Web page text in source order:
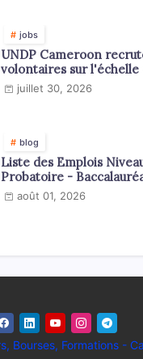
jobs
UNDP Cameroon
volontaires sur
national
juillet 30, 2026
blog
Liste des Emplois
Probatoire -
en 2026
août 01, 2026